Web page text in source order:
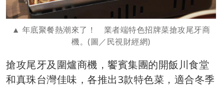
年底聚餐熱潮來了！ 業者端特色招牌菜搶攻尾牙商
機。(圖／民視財經網)
搶攻尾牙及圍爐商機，饗賓集團的開飯川食堂
和真珠台灣佳味，各推出3款特色菜，適合冬季